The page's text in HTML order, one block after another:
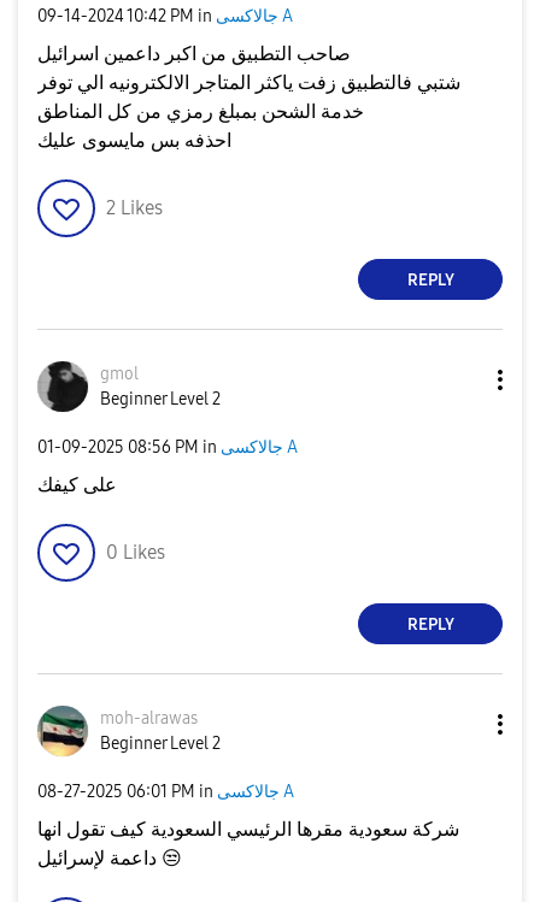
‎09-14-202410:42 PM in جالاكسى A
صاحب التطبيق من اكبر داعمين اسرائيل
شتبي فالتطبيق زفت ياكثر المتاجر الالكترونيه الي توفر
خدمة الشحن بمبلغ رمزي من كل المناطق
احذفه بس مايسوى عليك
2 Likes
REPLY
gmol
Beginner Level 2
‎01-09-2025 08:56 PM in جالاكسى A
على كيفك
0 Likes
REPLY
moh-alrawas
Beginner Level 2
‎08-27-2025 06:01 PM in جالاكسى A
شركة سعودية مقرها الرئيسي السعودية كيف تقول انها
😒